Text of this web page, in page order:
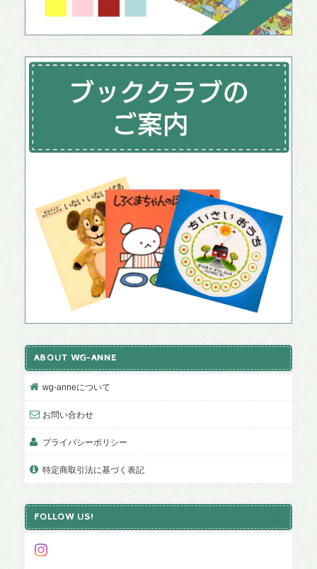
ABOUT WG-ANNE
wg-anneについて
お問い合わせ
プライバシーポリシー
特定商取引法に基づく表記
FOLLOW US!